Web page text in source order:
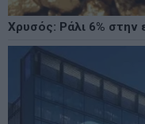
Χρυσός: Ράλι 6% στην